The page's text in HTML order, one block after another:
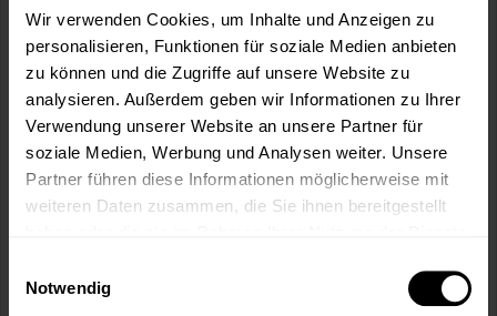
Wir verwenden Cookies, um Inhalte und Anzeigen zu
personalisieren, Funktionen für soziale Medien anbieten
zu können und die Zugriffe auf unsere Website zu
analysieren. Außerdem geben wir Informationen zu Ihrer
Verwendung unserer Website an unsere Partner für
soziale Medien, Werbung und Analysen weiter. Unsere
Partner führen diese Informationen möglicherweise mit
weiteren Daten zusammen, die Sie ihnen bereitgestellt
Notwendig
Sprühwachs